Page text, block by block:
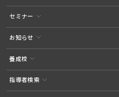
セミナー
お知らせ
養成校
指導者検索